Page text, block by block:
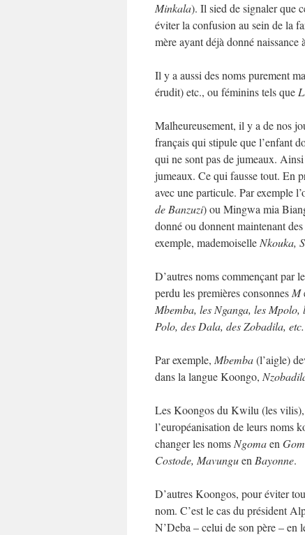
Minkala). Il sied de signaler que
éviter la confusion au sein de la
mère ayant déjà donné naissance
Il y a aussi des noms purement
érudit) etc., ou féminins tels que
Malheureusement, il y a de nos
français qui stipule que l’enfant
qui ne sont pas de jumeaux.
jumeaux. Ce qui fausse tout. En
avec une particule. Par exemple
de Banzuzi) ou Mingwa mia
donné ou donnent maintenant
exemple, mademoiselle Nkouka,
D’autres noms commençant par
perdu les premières consonnes M
Mbemba, les Nganga, les
Polo, des Dala, des Zobadila, etc.
Par exemple, Mbemba(l’aigle)
dans la langue Koongo,
Les Koongos du Kwilu (les vilis),
l’européanisation de leurs noms
changer les noms Ngomaen
Costode, Mavunguen Bayonne.
D’autres Koongos, pour éviter
nom. C’est le cas du président
N’Deba – celui de son père – en